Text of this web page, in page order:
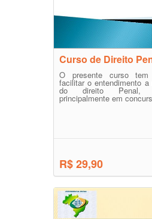
Curso de Direito
O presente curso tem
facilitar o entendimento a
do direito Penal,
principalmente em
R$ 29,90